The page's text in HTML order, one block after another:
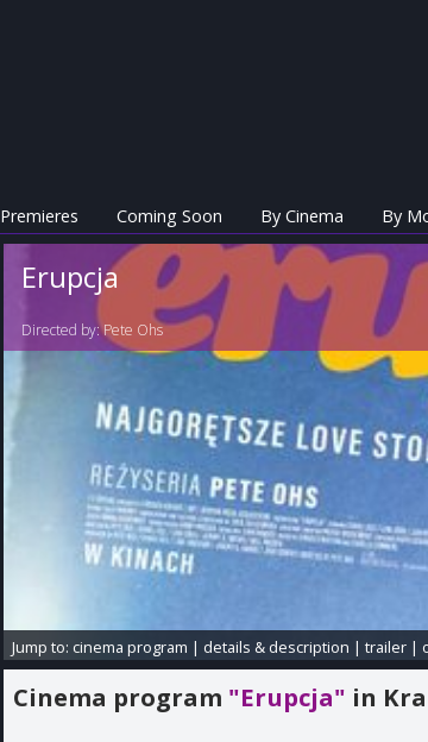
Premieres Coming Soon By Cinema By
Erupcja
Directed by:Pete Ohs
Jump to: cinema program | details & description | trailer|
Cinema program "Erupcja" in